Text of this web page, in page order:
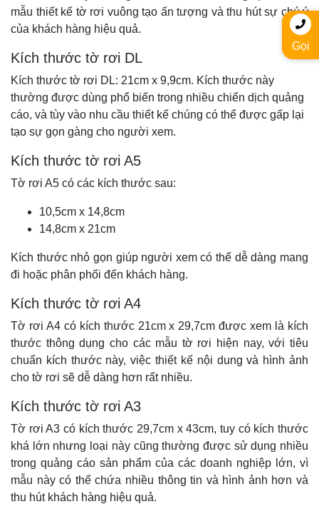
mẫu thiết kế tờ rơi vuông tạo ấn tượng và thu hút sự chú ý
của khách hàng hiệu quả.
Kích thước tờ rơi DL
Kích thước tờ rơi DL: 21cm x 9,9cm. Kích thước này
thường được dùng phổ biến trong nhiều chiến dịch quảng
cáo, và tùy vào nhu cầu thiết kế chúng có thể được gấp lại
tạo sự gọn gàng cho người xem.
Kích thước tờ rơi A5
Tờ rơi A5 có các kích thước sau:
10,5cm x 14,8cm
14,8cm x 21cm
Kích thước nhỏ gọn giúp người xem có thể dễ dàng mang
đi hoặc phân phối đến khách hàng.
Kích thước tờ rơi A4
Tờ rơi A4 có kích thước 21cm x 29,7cm được xem là kích
thước thông dụng cho các mẫu tờ rơi hiện nay, với tiêu
chuẩn kích thước này, việc thiết kế nội dung và hình ảnh
cho tờ rơi sẽ dễ dàng hơn rất nhiều.
Kích thước tờ rơi A3
Tờ rơi A3 có kích thước 29,7cm x 43cm, tuy có kích thước
khá lớn nhưng loại này cũng thường được sử dụng nhiều
trong quảng cáo sản phẩm của các doanh nghiệp lớn, vì
mẫu này có thể chứa nhiều thông tin và hình ảnh hơn và
thu hút khách hàng hiệu quả.
Gọi